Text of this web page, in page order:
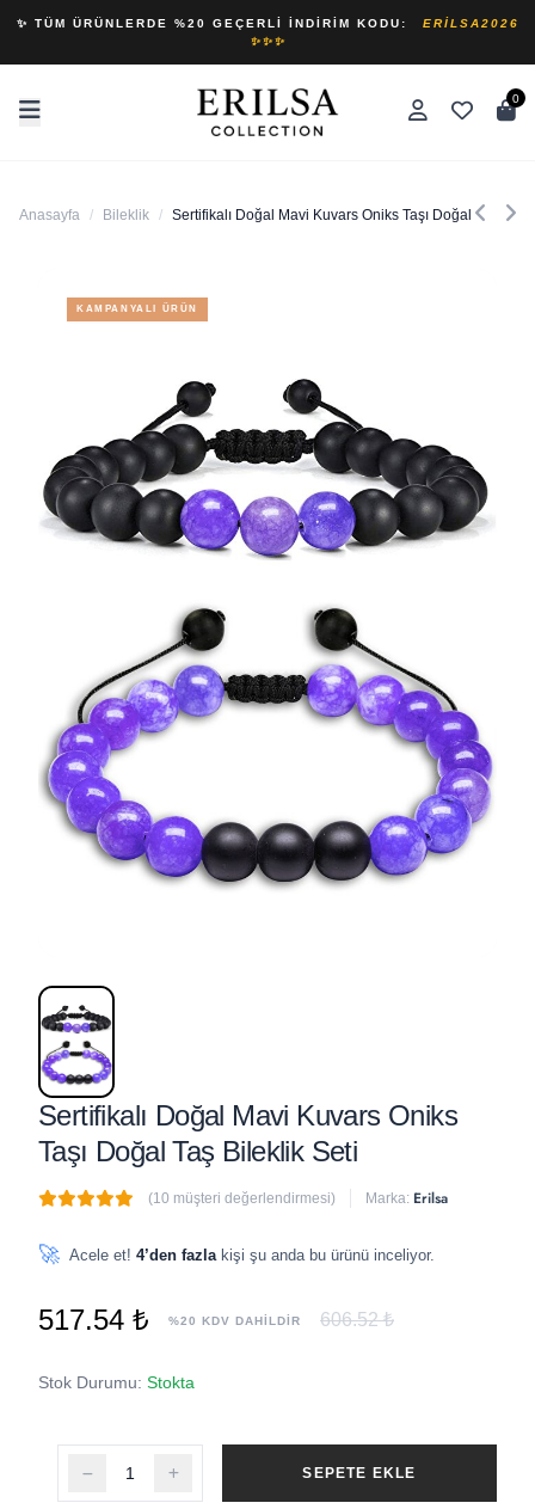
✨ TÜM ÜRÜNLERDE %20 GEÇERLI İNDIRIM KODU:
ERILSA2026
✨✨✨
0
Anasayfa / Bileklik / Sertifikalı Doğal Mavi Kuvars Oniks Taşı Doğal Taş
KAMPANYALI ÜRÜN
Sertifikalı Doğal Mavi Kuvars Oniks
Taşı Doğal Taş Bileklik Seti
(10 müşteri değerlendirmesi) Marka: Erilsa
🚀 Acele et! 4’den fazla kişi şu anda bu ürünü inceliyor.
517.54 ₺ %20 KDV DAHİLDİR 606.52 ₺
Stok Durumu: Stokta
SEPETE EKLE